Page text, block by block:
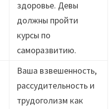
здоровье. Девы
должны пройти
курсы по
саморазвитию.
Ваша взвешенность,
рассудительность и
трудоголизм как